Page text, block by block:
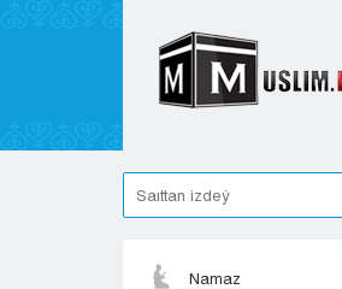
Namaz